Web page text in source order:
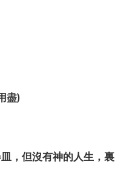
(用盡)
，但沒有神的人生，裏